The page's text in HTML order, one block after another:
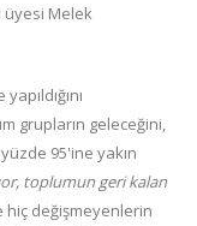
üyesi Melek
grupların geleceğini,
95'ine yakın
toplumun geri kalan
değişmeyenlerin